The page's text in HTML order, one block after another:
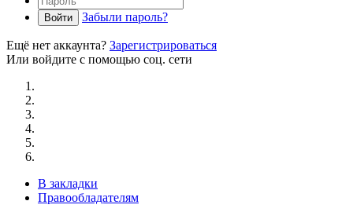
Войти Забыли пароль?
Ещё нет аккаунта? Зарегистрироваться
Или войдите с помощью соц. сети
В закладки
Правообладателям